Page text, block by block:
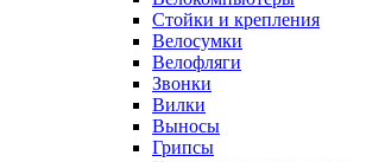
Стойки и крепления
Велосумки
Велофляги
Звонки
Вилки
Выносы
Грипсы